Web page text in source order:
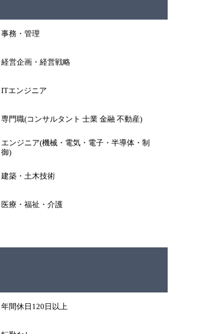
事務・管理
経営企画・経営戦略
ITエンジニア
専門職(コンサルタント 士業 金融 不動産)
エンジニア(機械・電気・電子・半導体・制
御)
建築・土木技術
医療・福祉・介護
年間休日120日以上